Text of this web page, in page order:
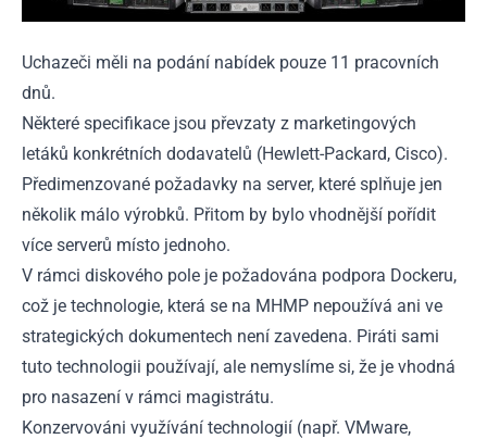
Uchazeči měli na podání nabídek pouze 11 pracovních
dnů.
Některé specifikace jsou převzaty z marketingových
letáků konkrétních dodavatelů (Hewlett-Packard, Cisco).
Předimenzované požadavky na server, které splňuje jen
několik málo výrobků. Přitom by bylo vhodnější pořídit
více serverů místo jednoho.
V rámci diskového pole je požadována podpora Dockeru,
což je technologie, která se na MHMP nepoužívá ani ve
strategických dokumentech není zavedena. Piráti sami
tuto technologii používají, ale nemyslíme si, že je vhodná
pro nasazení v rámci magistrátu.
Konzervováni využívání technologií (např. VMware,